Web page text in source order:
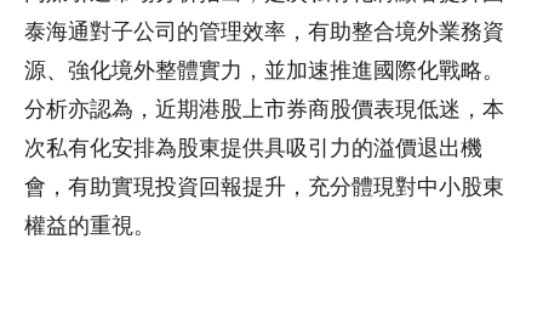
泰海通對子公司的管理效率，有助整合境外業務資
源、強化境外整體實力，並加速推進國際化戰略。
分析亦認為，近期港股上市券商股價表現低迷，本
次私有化安排為股東提供具吸引力的溢價退出機
會，有助實現投資回報提升，充分體現對中小股東
權益的重視。